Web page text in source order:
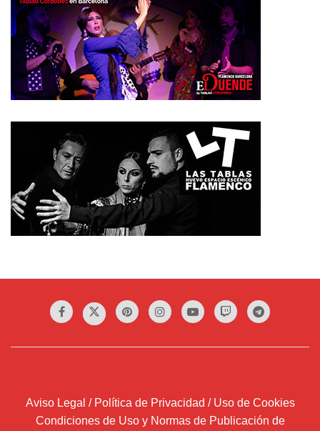
Aviso Legal / Política de Privacidad / Uso de Cookies
Condiciones de Uso y Normas de Publicación de